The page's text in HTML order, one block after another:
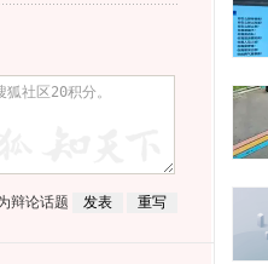
辩论话题